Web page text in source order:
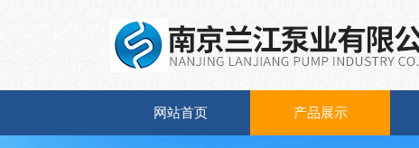
网站首页 产品展示